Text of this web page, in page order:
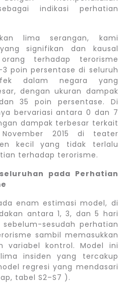
indikasi perhatian
lima serangan, kami
signifikan dan kausal
terhadap terorisme
poin persentase di seluruh
dalam negara yang
dengan ukuran dampak
35 poin persentase. Di
bervariasi antara 0 dan 7
dampak terbesar terkait
2015 di teater
kecil yang tidak terlalu
terhadap terorisme.
pada Perhatian
enam estimasi model, di
antara 1, 3, dan 5 hari
sesudah perhatian
sambil memasukkan
variabel kontrol. Model ini
insiden yang tercakup
regresi yang mendasari
tabel S2–S7 ).